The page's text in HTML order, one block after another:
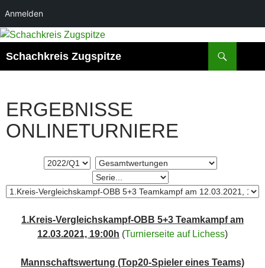
Anmelden
Zum
springen
Schachkreis Zugspitze
ERGEBNISSE
ONLINETURNIERE
1.Kreis-Vergleichskampf-OBB 5+3 Teamkampf am
12.03.2021, 19:00h (Turnierseite auf Lichess)
Mannschaftswertung (Top20-Spieler eines Teams)